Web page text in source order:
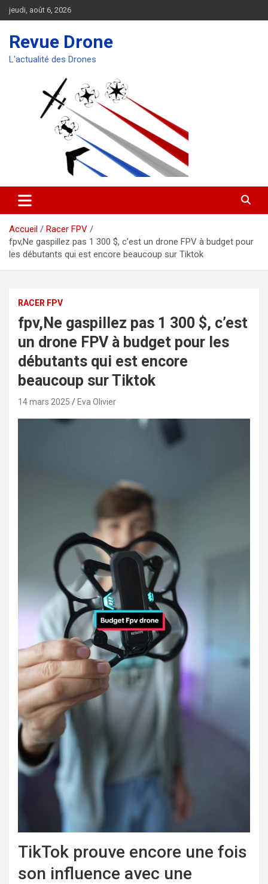
Aller
au
jeudi, août 6, 2026
Revue Drone
L'actualité des Drones
Accueil
Racer FPV
fpv,Ne gaspillez pas 1 300 $, c’est un drone FPV à budget pour
les débutants qui est encore beaucoup sur Tiktok
RACER FPV
fpv,Ne gaspillez pas 1 300 $, c’est
un drone FPV à budget pour les
débutants qui est encore
beaucoup sur Tiktok
14 mars 2025 Eva Olivier
TikTok prouve encore une fois
son influence avec une